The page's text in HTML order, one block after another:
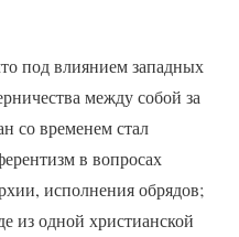
под влиянием западных
между собой за
со временем стал
в вопросах
исполнения обрядов;
из одной христианской